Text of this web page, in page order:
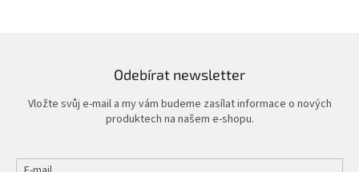
Odebírat newsletter
Vložte svůj e-mail a my vám budeme zasílat informace o nových
produktech na našem e-shopu.